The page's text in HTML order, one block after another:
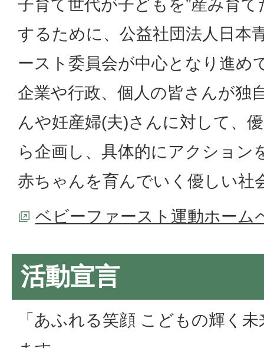
子育て世代が子どもを”産み育
するために、公益社団法人日本
ースト委員会が中心となり進め
企業や行政、個人の皆さんが独
んや妊産婦(夫)さんに対して、
ら企画し、具体的にアクション
赤ちゃんを育んでいく優しい社
ベビーファースト運動ホーム
活動宣言
「あふれる笑顔 こどもの輝く